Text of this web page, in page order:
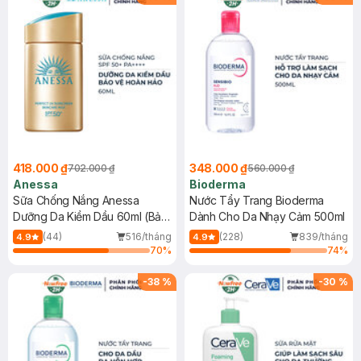
418.000 ₫702.000 ₫
Anessa
Sữa Chống Nắng Anessa
Dưỡng Da Kiềm Dầu 60ml (Bản
Mới)
4.9 (44)
516/tháng
70%
348.000 ₫560.000 ₫
Bioderma
Nước Tẩy Trang Bioderma
Dành Cho Da Nhạy Cảm 500ml
4.9 (228)
839/tháng
74%
-38 % -30 %